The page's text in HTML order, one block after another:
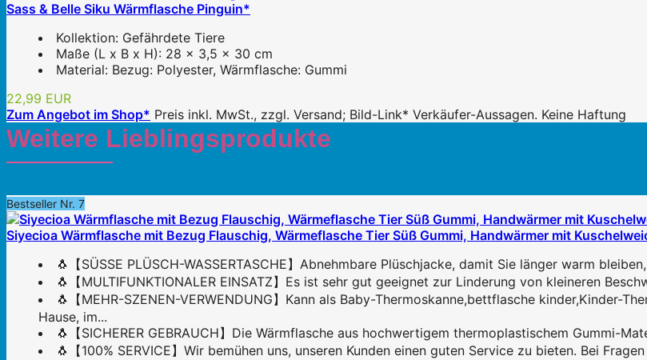
Sass & Belle Siku Wärmflasche Pinguin*
Kollektion: Gefährdete Tiere
Maße (L x B x H): 28 x 3,5 x 30 cm
Material: Bezug: Polyester, Wärmflasche: Gummi
22,99 EUR
Zum Angebot im Shop* Preis inkl. MwSt., zzgl. Versand; Bild-Link* Verkäufer-Aussagen. Keine Haftung
Weitere Lieblingsprodukte
Bestseller Nr. 7
Siyecioa Wärmflasche mit Bezug Flauschig, Wärmeflasche Tier Süß Gummi, Handwärmer mit
🐧【SÜSSE PLÜSCH-WASSERTASCHE】Abnehmbare Plüschjacke, damit Sie länger warm
🐧【MULTIFUNKTIONALER EINSATZ】Es ist sehr gut geeignet zur Linderung von kleineren
🐧【MEHR-SZENEN-VERWENDUNG】Kann als Baby-Thermoskanne,bettflasche kinder,Kinder-
Hause, im...
🐧【SICHERER GEBRAUCH】Die Wärmflasche aus hochwertigem thermoplastischem Gummi-
🐧【100% SERVICE】Wir bemühen uns, unseren Kunden einen guten Service zu bieten. Bei